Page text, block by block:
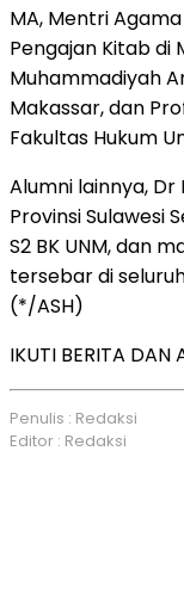
MA, Mentri
Pengajan Kitab di
Muhammadiyah
Makassar, dan
Fakultas Hukum
Alumni lainnya, Dr
Provinsi Sulawesi
S2 BK UNM, dan
tersebar di
(*/ASH)
IKUTI BERITA DAN
Penulis : Redaksi
Editor : Redaksi